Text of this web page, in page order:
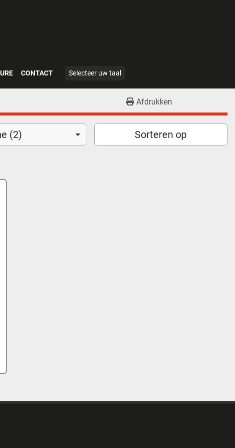
CONTACT Selecteer uw taal
Afdrukken
(2) Sorteren op